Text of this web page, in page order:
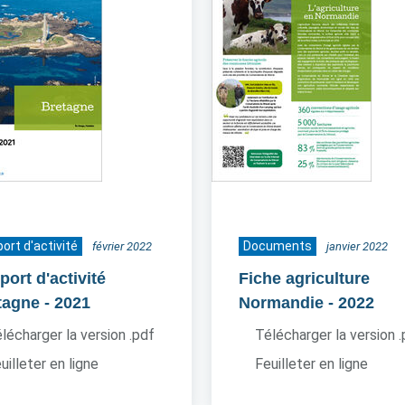
d'activité février 2022
d'activité
- 2021
la version .pdf
en ligne
Documents janvier 2022
Fiche agriculture
Normandie - 2022
Télécharger la version
Feuilleter en ligne